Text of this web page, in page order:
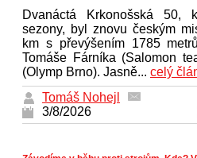
Dvanáctá Krkonošská 50,
sezony, byl znovu českým
km s převýšením 1785
Tomáše Fárníka (Salomon
(Olymp Brno). Jasně... celý
Tomáš Nohejl
3/8/2026